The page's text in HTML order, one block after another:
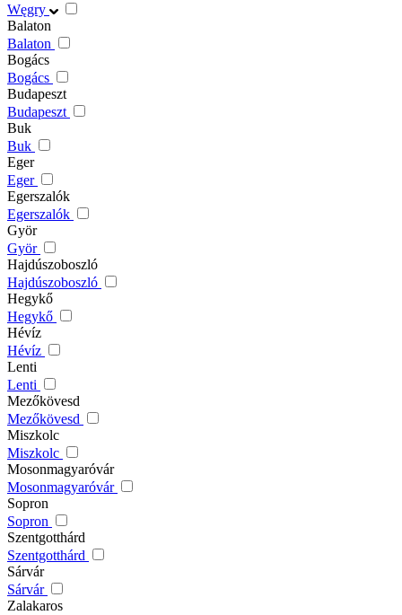
Węgry
Balaton
Balaton
Bogács
Bogács
Budapeszt
Budapeszt
Buk
Buk
Eger
Eger
Egerszalók
Egerszalók
Györ
Györ
Hajdúszoboszló
Hajdúszoboszló
Hegykő
Hegykő
Hévíz
Hévíz
Lenti
Lenti
Mezőkövesd
Mezőkövesd
Miszkolc
Miszkolc
Mosonmagyaróvár
Mosonmagyaróvár
Sopron
Sopron
Szentgotthárd
Szentgotthárd
Sárvár
Sárvár
Zalakaros